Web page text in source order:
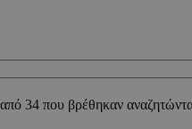
34 που βρέθηκαν